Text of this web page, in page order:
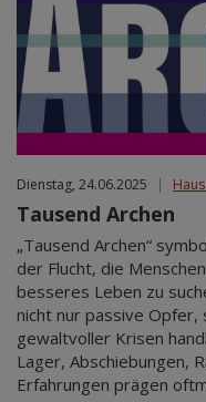
Dienstag, 24.06.2025 |
Tausend Archen
„Tausend Archen“
der Flucht, die
besseres Leben zu
nicht nur passive
gewaltvoller Krisen
Lager, Abschiebungen,
Erfahrungen prägen